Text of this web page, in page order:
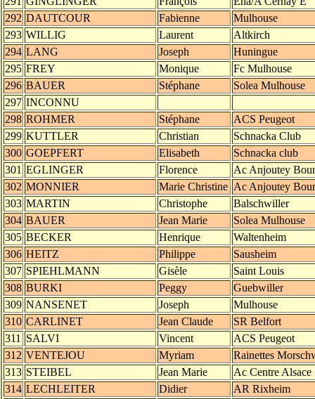
292 DAUTCOUR Fabienne
Mulhouse
293 WILLIG Laurent
Altkirch
294 LANG Joseph
Huningue
295 FREY Monique
Fc Mulhouse
296 BAUER Stéphane
Solea Mulhouse
297 INCONNU
298 ROHMER Stéphane
ACS Peugeot
299 KUTTLER Christian
Schnacka Club
300 GOEPFERT Elisabeth
Schnacka club
301 EGLINGER Florence
Ac Anjoutey
302 MONNIER Marie Christine Ac Anjoutey
303 MARTIN Christophe
Balschwiller
304 BAUER Jean Marie
Solea Mulhouse
305 BECKER Henrique
Waltenheim
306 HEITZ Philippe
Sausheim
307 SPIEHLMANN Gisèle
Saint Louis
308 BURKI Peggy
Guebwiller
309 NANSENET Joseph
Mulhouse
310 CARLINET Jean Claude
SR Belfort
311
SALVI Vincent
ACS Peugeot
312 VENTEJOU Myriam
Rainettes
313 STEIBEL Jean Marie
Ac Centre Alsace
314 LECHLEITER Didier
AR Rixheim